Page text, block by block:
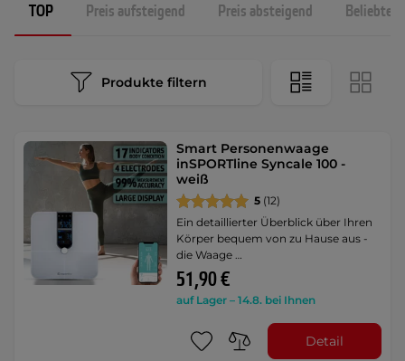
TOP Preis aufsteigend Preis absteigend
Produkte filtern
Smart Personenwaage
inSPORTline Syncale 100 -
weiß
5 (12)
Ein detaillierter Überblick über Ihren
Körper bequem von zu Hause aus -
die Waage …
51,90 €
auf Lager – 14.8. bei Ihnen
Detail